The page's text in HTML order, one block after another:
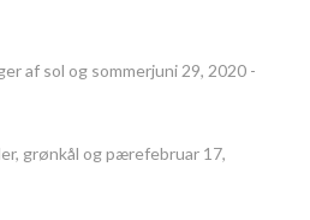
af sol og sommerjuni 29, 2020 -
grønkål og pærefebruar 17,